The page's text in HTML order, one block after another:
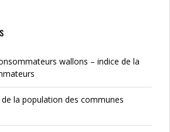
wallons – indice de la
de la population des communes